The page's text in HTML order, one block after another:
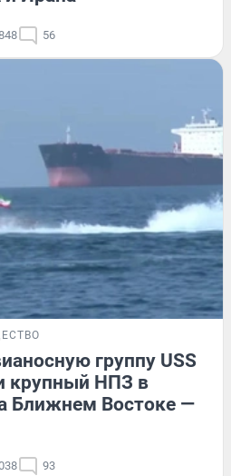
56
группу USS
крупный НПЗ в
Ближнем Востоке —
93